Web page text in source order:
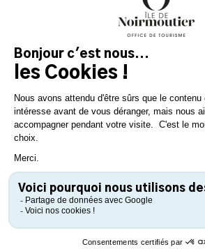
KONSULTIEREN SIE
KONSULTIEREN SIE